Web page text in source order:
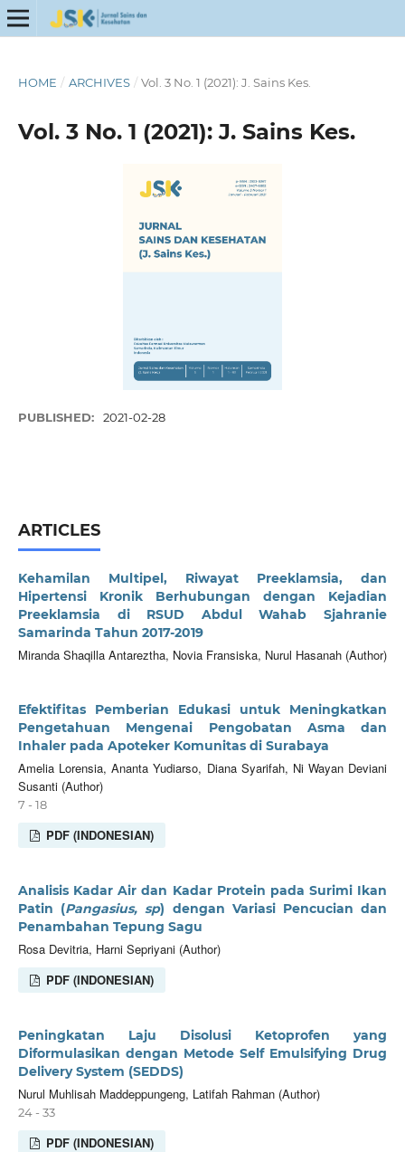
HOME / ARCHIVES / Vol. 3 No. 1 (2021): J. Sains Kes.
Vol. 3 No. 1 (2021): J. Sains Kes.
PUBLISHED: 2021-02-28
ARTICLES
Kehamilan Multipel, Riwayat Preeklamsia, dan
Hipertensi Kronik Berhubungan dengan Kejadian
Preeklamsia di RSUD Abdul Wahab Sjahranie
Samarinda Tahun 2017-2019
Miranda Shaqilla Antareztha, Novia Fransiska, Nurul Hasanah (Author)
Efektifitas Pemberian Edukasi untuk Meningkatkan
Pengetahuan Mengenai Pengobatan Asma dan
Inhaler pada Apoteker Komunitas di Surabaya
Amelia Lorensia, Ananta Yudiarso, Diana Syarifah, Ni Wayan Deviani
Susanti (Author)
7 - 18
PDF (INDONESIAN)
Analisis Kadar Air dan Kadar Protein pada Surimi Ikan
Patin (Pangasius, sp) dengan Variasi Pencucian dan
Penambahan Tepung Sagu
Rosa Devitria, Harni Sepriyani (Author)
PDF (INDONESIAN)
Peningkatan Laju Disolusi Ketoprofen yang
Diformulasikan dengan Metode Self Emulsifying Drug
Delivery System (SEDDS)
Nurul Muhlisah Maddeppungeng, Latifah Rahman (Author)
24 - 33
PDF (INDONESIAN)